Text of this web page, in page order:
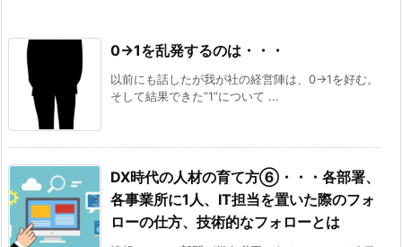
0→1を乱発するのは・・・
以前にも話したが我が社の経営陣は、0→1を好む。
そして結果できた”1”について ...
DX時代の人材の育て方⑥・・・各部署、
各事業所に1人、IT担当を置いた際のフォ
ローの仕方、技術的なフォローとは